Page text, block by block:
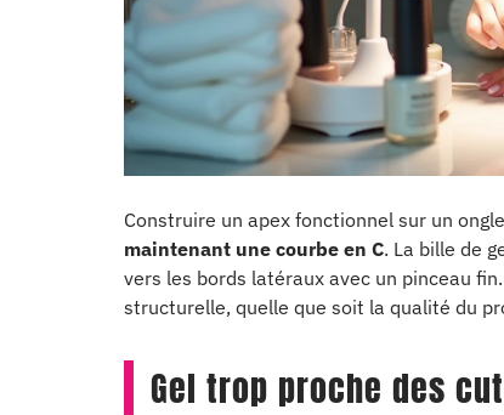
Construire un apex fonctionnel sur un
maintenant une courbe en C. La bille de
vers les bords latéraux avec un pinceau
structurelle, quelle que soit la qualité du
Gel trop proche des